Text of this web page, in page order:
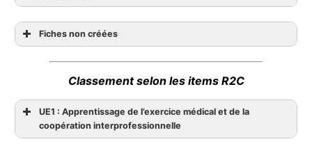
Fiches non créées
Classement selon les items R2C
UE1 : Apprentissage de l’exercice médical et de la
coopération interprofessionnelle